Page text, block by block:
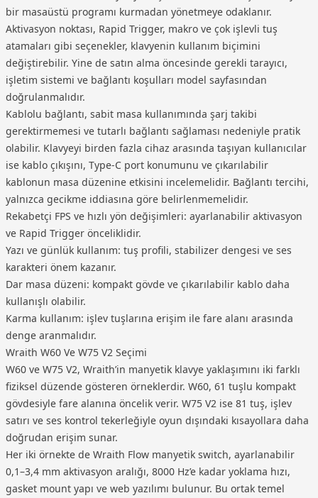
bir masaüstü programı kurmadan yönetmeye odaklanır.
Aktivasyon noktası, Rapid Trigger, makro ve çok işlevli tuş
atamaları gibi seçenekler, klavyenin kullanım biçimini
değiştirebilir. Yine de satın alma öncesinde gerekli tarayıcı,
işletim sistemi ve bağlantı koşulları model sayfasından
doğrulanmalıdır.
Kablolu bağlantı, sabit masa kullanımında şarj takibi
gerektirmemesi ve tutarlı bağlantı sağlaması nedeniyle pratik
olabilir. Klavyeyi birden fazla cihaz arasında taşıyan kullanıcılar
ise kablo çıkışını, Type-C port konumunu ve çıkarılabilir
kablonun masa düzenine etkisini incelemelidir. Bağlantı tercihi,
yalnızca gecikme iddiasına göre belirlenmemelidir.
Rekabetçi FPS ve hızlı yön değişimleri: ayarlanabilir aktivasyon
ve Rapid Trigger önceliklidir.
Yazı ve günlük kullanım: tuş profili, stabilizer dengesi ve ses
karakteri önem kazanır.
Dar masa düzeni: kompakt gövde ve çıkarılabilir kablo daha
kullanışlı olabilir.
Karma kullanım: işlev tuşlarına erişim ile fare alanı arasında
denge aranmalıdır.
Wraith W60 Ve W75 V2 Seçimi
W60 ve W75 V2, Wraith’in manyetik klavye yaklaşımını iki farklı
fiziksel düzende gösteren örneklerdir. W60, 61 tuşlu kompakt
gövdesiyle fare alanına öncelik verir. W75 V2 ise 81 tuş, işlev
satırı ve ses kontrol tekerleğiyle oyun dışındaki kısayollara daha
doğrudan erişim sunar.
Her iki örnekte de Wraith Flow manyetik switch, ayarlanabilir
0,1–3,4 mm aktivasyon aralığı, 8000 Hz’e kadar yoklama hızı,
gasket mount yapı ve web yazılımı bulunur. Bu ortak temel